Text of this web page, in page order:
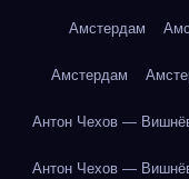
Амстердам
Амстердам
Антон Чехов —
Антон Чехов —